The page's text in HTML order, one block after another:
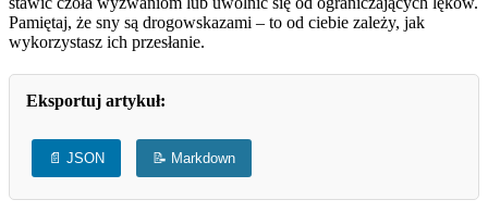
Pamiętaj, że sny są drogowskazami – to od ciebie zależy, jak
wykorzystasz ich przesłanie.
Eksportuj artykuł:
📄 JSON 📝 Markdown